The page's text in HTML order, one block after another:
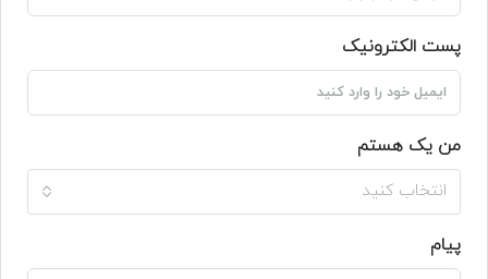
پست الکترونیک
من یک هستم
انتخاب کنید
پیام